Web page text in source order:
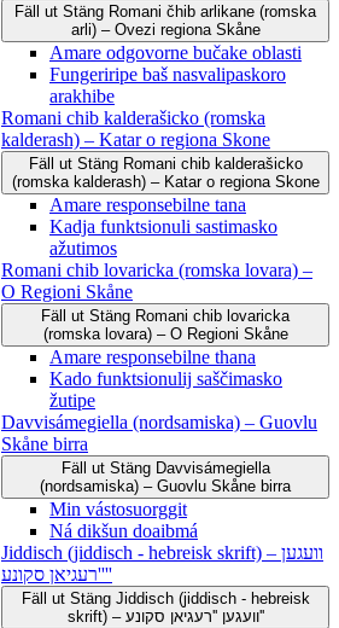
Fäll ut Stäng Romani čhib arlikane (romska
arli) – Ovezi regiona Skåne
Amare odgovorne bučake oblasti
Fungeriripe baš nasvalipaskoro
arakhibe
Romani chib kalderašicko (romska
kalderash) – Katar o regiona Skone
Fäll ut Stäng Romani chib kalderašicko
(romska kalderash) – Katar o regiona Skone
Amare responsebilne tana
Kadja funktsionuli sastimasko
ažutimos
Romani chib lovaricka (romska lovara) –
O Regioni Skåne
Fäll ut Stäng Romani chib lovaricka
(romska lovara) – O Regioni Skåne
Amare responsebilne thana
Kado funktsionulij saščimasko
žutipe
Davvisámegiella (nordsamiska) – Guovlu
Skåne birra
Fäll ut Stäng Davvisámegiella
(nordsamiska) – Guovlu Skåne birra
Min vástosuorggit
Ná dikšun doaibmá
Jiddisch (jiddisch - hebreisk skrift) – וועגען
''רעגיאן סקונע''
Fäll ut Stäng Jiddisch (jiddisch - hebreisk
skrift) – וועגען ''רעגיאן סקונע''